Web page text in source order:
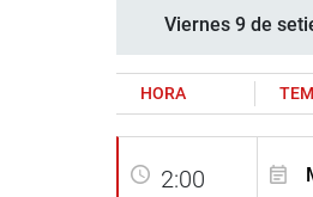
Viernes 9 de
HORA
2:00